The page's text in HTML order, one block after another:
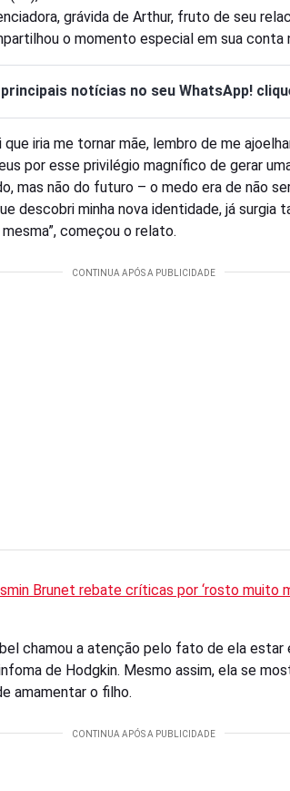
grávida de Arthur, fruto de seu
o momento especial em sua conta
principais notícias no seu WhatsApp!
que iria me tornar mãe, lembro de me
por esse privilégio magnífico de gerar
mas não do futuro – o medo era de não
descobri minha nova identidade, já surgia
começou o relato.
Brunet rebate críticas por ‘rosto muito
chamou a atenção pelo fato de ela
de Hodgkin. Mesmo assim, ela se
amamentar o filho.